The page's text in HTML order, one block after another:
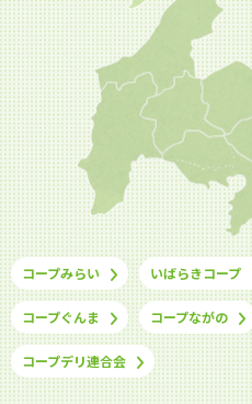
コープみらい いばらきコープ
コープぐんま コープながの
コープデリ連合会